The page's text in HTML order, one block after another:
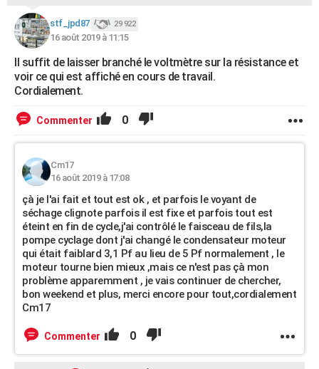
stf_jpd87 29 922
16 août 2019 à 11:15
Il suffit de laisser branché le voltmètre sur la résistance et
voir ce qui est affiché en cours de travail.
Cordialement.
Commenter 0
Cm17
16 août 2019 à 17:08
çà je l'ai fait et tout est ok , et parfois le voyant de
séchage clignote parfois il est fixe et parfois tout est
éteint en fin de cycle,j'ai contrôlé le faisceau de fils,la
pompe cyclage dont j'ai changé le condensateur moteur
qui était faiblard 3,1 Pf au lieu de 5 Pf normalement , le
moteur tourne bien mieux ,mais ce n'est pas çà mon
problème apparemment , je vais continuer de chercher,
bon weekend et plus, merci encore pour tout,cordialement
Cm17
Commenter 0